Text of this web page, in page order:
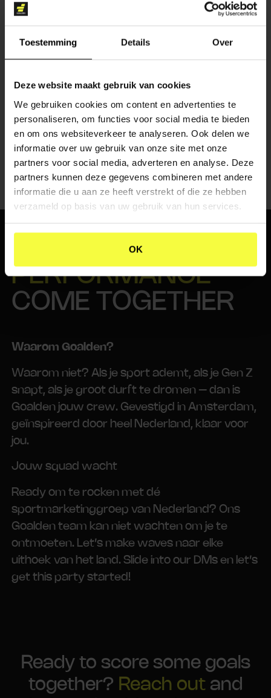
Toestemming Details Over
Deze website maakt gebruik van cookies
We gebruiken cookies om content en advertenties te
personaliseren, om functies voor social media te bieden
en om ons websiteverkeer te analyseren. Ook delen we
informatie over uw gebruik van onze site met onze
partners voor social media, adverteren en analyse. Deze
partners kunnen deze gegevens combineren met andere
informatie die u aan ze heeft verstrekt of die ze hebben
verzameld op basis van uw gebruik van hun services.
OK
CONTENT CREATIE
WHEREPASSION
PERFORMANCE
COME TOGETHER
Waarom Goalden?
Waarom niet? Als je sport ademt, als je Gen Z
snapt, als je groot durft te dromen – dan is
Goalden jouw crew. Gevestigd in Amsterdam,
geïnspireerd door heel Nederland, klaar voor
jou.
Jouw squad wacht
Ready om te rocken met dé
sportmarketinggroep van Nederland? Ons
Goalden team kan niet wachten om je te
ontmoeten. Let’s make waves naar elke
uithoek van het land. Slide into our DMs en let’s
get this party started!
Ready to score some goals
together? Reach out and